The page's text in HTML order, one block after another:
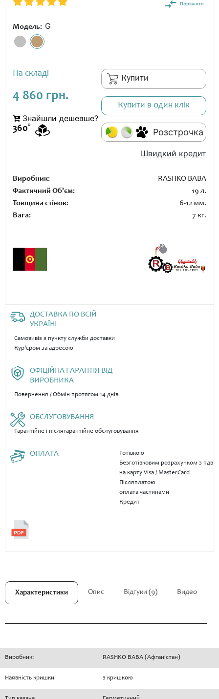
Порівняти
Модель: G
На складі
4 860 грн.
Знайшли дешевше?
360°
Купити
Купити в один клік
Розстрочка
Швидкий кредит
Виробник:
RASHKO BABA
Фактичний Об'єм:
19 л.
Товщина стінок:
6-12 мм.
Вага:
7 кг.
ДОСТАВКА ПО ВСІЙ
УКРАЇНІ
Самовивіз з пункту служби доставки
Кур'єром за адресою
ОФІЦІЙНА ГАРАНТІЯ ВІД
ВИРОБНИКА
Повернення / Обмін протягом 14 днів
ОБСЛУГОВУВАННЯ
Гарантійне і післягарантійне обслуговування
ОПЛАТА
Готівкою
Безготівковим розрахунком з пдв
на карту Visa / MasterCard
Післяплатою
оплата частинами
Кредит
Характеристики Опис Відгуки (9) Видео
Виробник: RASHKO BABA (Афганістан)
Наявність кришки з кришкою